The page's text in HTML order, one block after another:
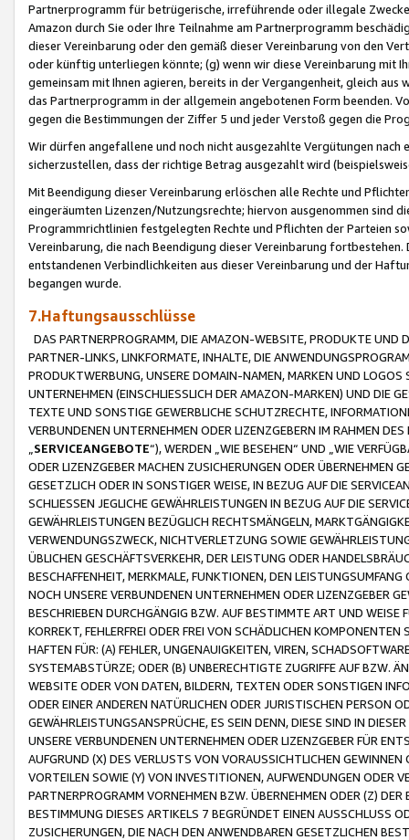
Partnerprogramm für betrügerische, irreführende oder illegale
Amazon durch Sie oder Ihre Teilnahme am Partnerprogramm
dieser Vereinbarung oder den gemäß dieser Vereinbarung von den
oder künftig unterliegen könnte; (g) wenn wir diese Vereinbarung mit
gemeinsam mit Ihnen agieren, bereits in der Vergangenheit, gleich
das Partnerprogramm in der allgemein angebotenen Form beenden.
gegen die Bestimmungen der Ziffer 5 und jeder Verstoß gegen die
Wir dürfen angefallene und noch nicht ausgezahlte Vergütungen
sicherzustellen, dass der richtige Betrag ausgezahlt wird
Mit Beendigung dieser Vereinbarung erlöschen alle Rechte und
eingeräumten Lizenzen/Nutzungsrechte; hiervon ausgenommen sind
Programmrichtlinien festgelegten Rechte und Pflichten der Parteien
Vereinbarung, die nach Beendigung dieser Vereinbarung
entstandenen Verbindlichkeiten aus dieser Vereinbarung und der
begangen wurde.
7.Haftungsausschlüsse
DAS PARTNERPROGRAMM, DIE AMAZON-WEBSITE, PRODUKTE UND
PARTNER-LINKS, LINKFORMATE, INHALTE, DIE
PRODUKTWERBUNG, UNSERE DOMAIN-NAMEN, MARKEN UND
UNTERNEHMEN (EINSCHLIESSLICH DER AMAZON-MARKEN) UND DIE
TEXTE UND SONSTIGE GEWERBLICHE SCHUTZRECHTE,
VERBUNDENEN UNTERNEHMEN ODER LIZENZGEBERN IM RAHMEN
SERVICEANGEBOTE“), WERDEN „WIE BESEHEN“ UND „WIE
ODER LIZENZGEBER MACHEN ZUSICHERUNGEN ODER ÜBERNEHMEN
GESETZLICH ODER IN SONSTIGER WEISE, IN BEZUG AUF DIE
SCHLIESSEN JEGLICHE GEWÄHRLEISTUNGEN IN BEZUG AUF DIE
GEWÄHRLEISTUNGEN BEZÜGLICH RECHTSMÄNGELN,
VERWENDUNGSZWECK, NICHTVERLETZUNG SOWIE
ÜBLICHEN GESCHÄFTSVERKEHR, DER LEISTUNG ODER
BESCHAFFENHEIT, MERKMALE, FUNKTIONEN, DEN
NOCH UNSERE VERBUNDENEN UNTERNEHMEN ODER LIZENZGEBER
BESCHRIEBEN DURCHGÄNGIG BZW. AUF BESTIMMTE ART UND
KORREKT, FEHLERFREI ODER FREI VON SCHÄDLICHEN
HAFTEN FÜR: (A) FEHLER, UNGENAUIGKEITEN, VIREN,
SYSTEMABSTÜRZE; ODER (B) UNBERECHTIGTE ZUGRIFFE AUF BZW.
WEBSITE ODER VON DATEN, BILDERN, TEXTEN ODER SONSTIGEN
ODER EINER ANDEREN NATÜRLICHEN ODER JURISTISCHEN PERSON
GEWÄHRLEISTUNGSANSPRÜCHE, ES SEIN DENN, DIESE SIND IN
UNSERE VERBUNDENEN UNTERNEHMEN ODER LIZENZGEBER FÜR
AUFGRUND (X) DES VERLUSTS VON VORAUSSICHTLICHEN
VORTEILEN SOWIE (Y) VON INVESTITIONEN, AUFWENDUNGEN ODER
PARTNERPROGRAMM VORNEHMEN BZW. ÜBERNEHMEN ODER (Z)
BESTIMMUNG DIESES ARTIKELS 7 BEGRÜNDET EINEN AUSSCHLUSS
ZUSICHERUNGEN, DIE NACH DEN ANWENDBAREN GESETZLICHEN